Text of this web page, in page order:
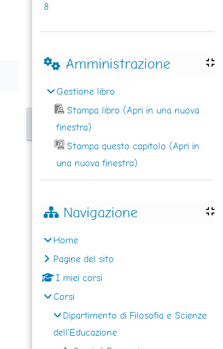
8
Amministrazione
Gestione libro
Stampa libro (Apri in una nuova
finestra)
Stampa questo capitolo (Apri in
una nuova finestra)
Navigazione
Home
Pagine del sito
I miei corsi
Corsi
Dipartimento di Filosofia e Scienze
dell'Educazione